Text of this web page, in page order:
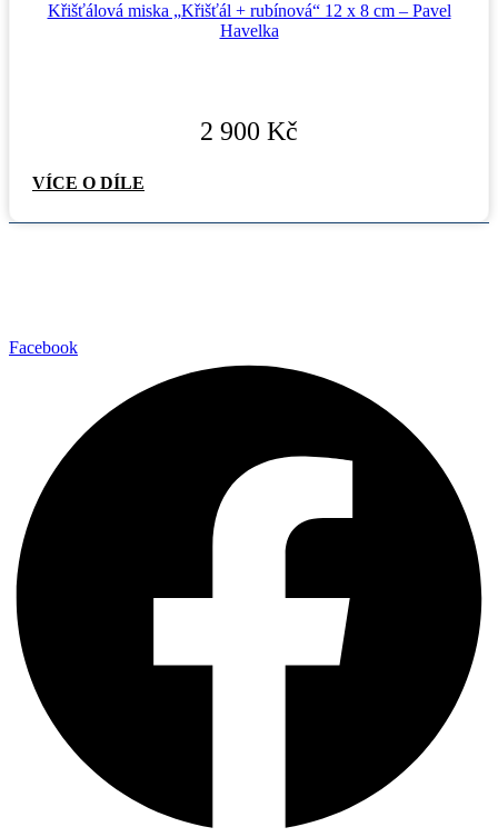
Křišťálová miska „Křišťál + rubínová“ 12 x 8 cm – Pavel
Havelka
2 900 Kč
VÍCE O DÍLE
Facebook